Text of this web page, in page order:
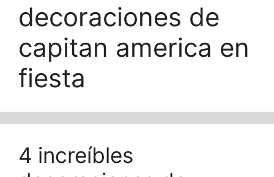
decoraciones de
capitan america en
fiesta
4 increíbles